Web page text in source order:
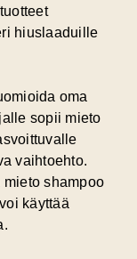
hiuslaaduille
oma
sopii mieto
vaihtoehto.
shampoo
käyttää